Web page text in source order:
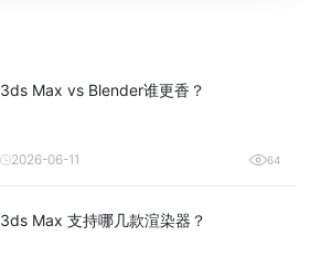
3ds Max vs Blender谁更香？
2026-06-11 64
3ds Max 支持哪几款渲染器？